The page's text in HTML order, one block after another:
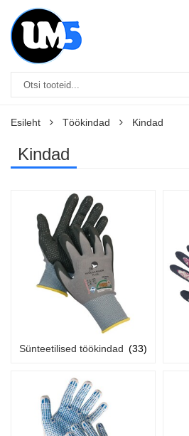
Esileht Töökindad Kindad
Kindad
Sünteetilised töökindad (33)